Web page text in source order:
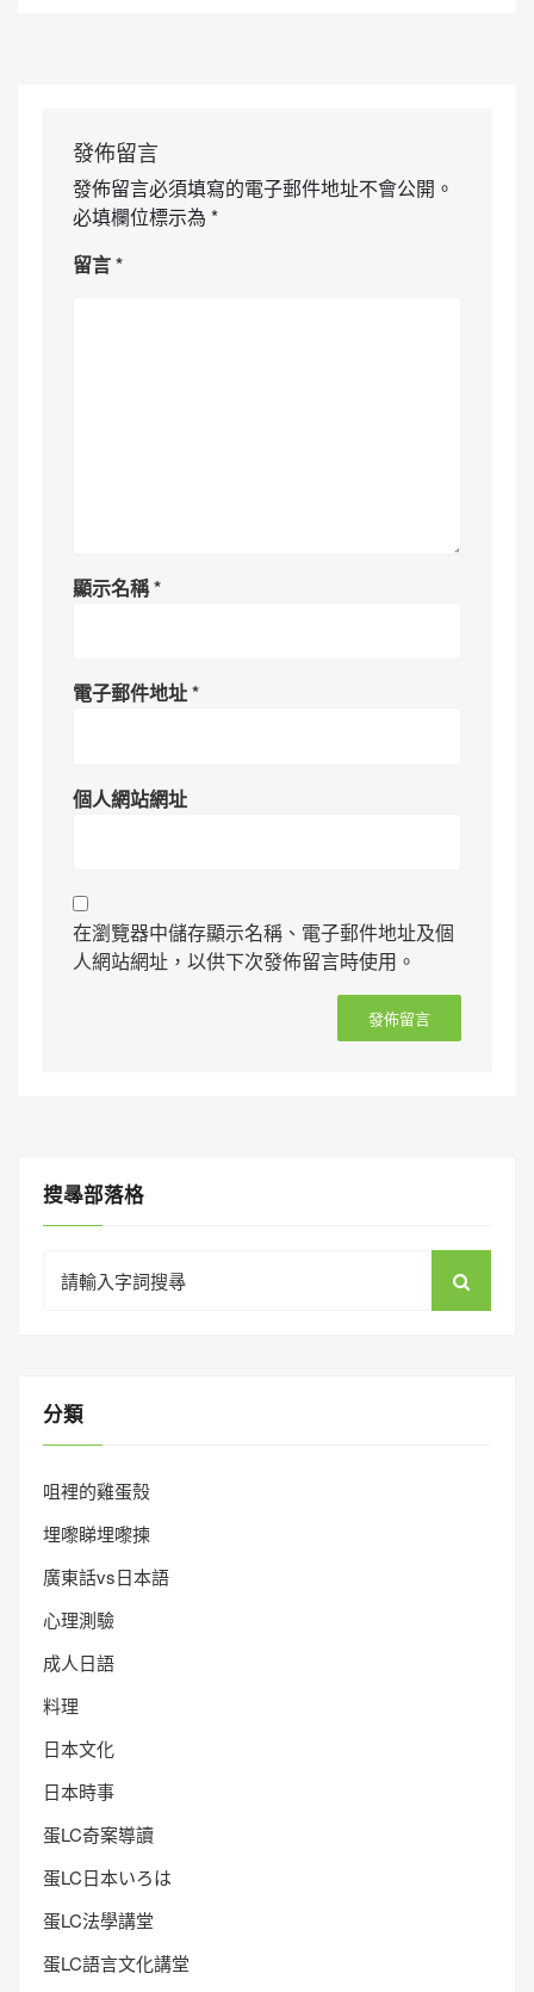
發佈留言
發佈留言必須填寫的電子郵件地址不會公開。
必填欄位標示為 *
留言*
顯示名稱*
電子郵件地址*
個人網站網址
在瀏覽器中儲存顯示名稱、電子郵件地址及個
人網站網址，以供下次發佈留言時使用。
搜㝷部落格
for:
分類
咀裡的雞蛋殼
埋嚟睇埋嚟揀
廣東話vs日本語
心理測驗
成人日語
料理
日本文化
日本時事
蛋LC奇案導讀
蛋LC日本いろは
蛋LC法學講堂
蛋LC語言文化講堂